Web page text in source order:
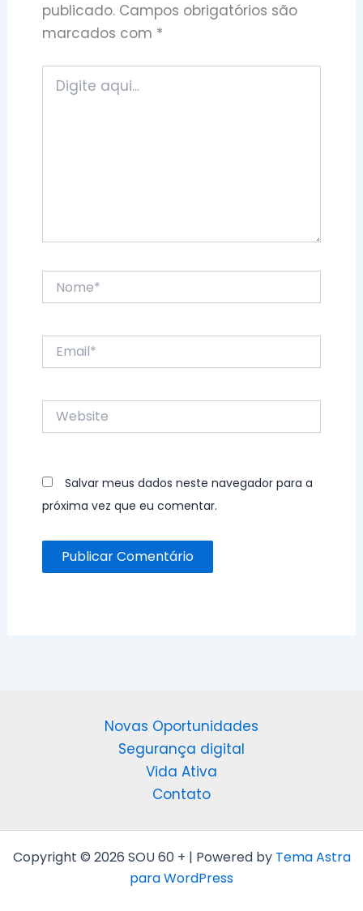
publicado. Campos obrigatórios são
marcados com *
aqui...
Website
Salvar meus dados neste navegador para a
próxima vez que eu comentar.
Novas Oportunidades
Segurança digital
Vida Ativa
Contato
Copyright © 2026 SOU 60 + | Powered by Tema Astra
para WordPress